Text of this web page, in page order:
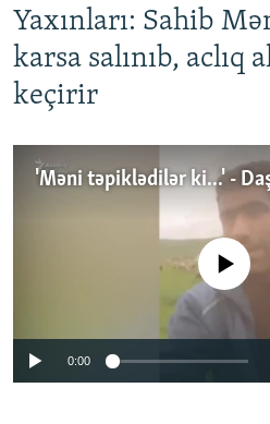
Yaxınları: Sahib
karsa salınıb, aclıq
keçirir
No media source
0:00